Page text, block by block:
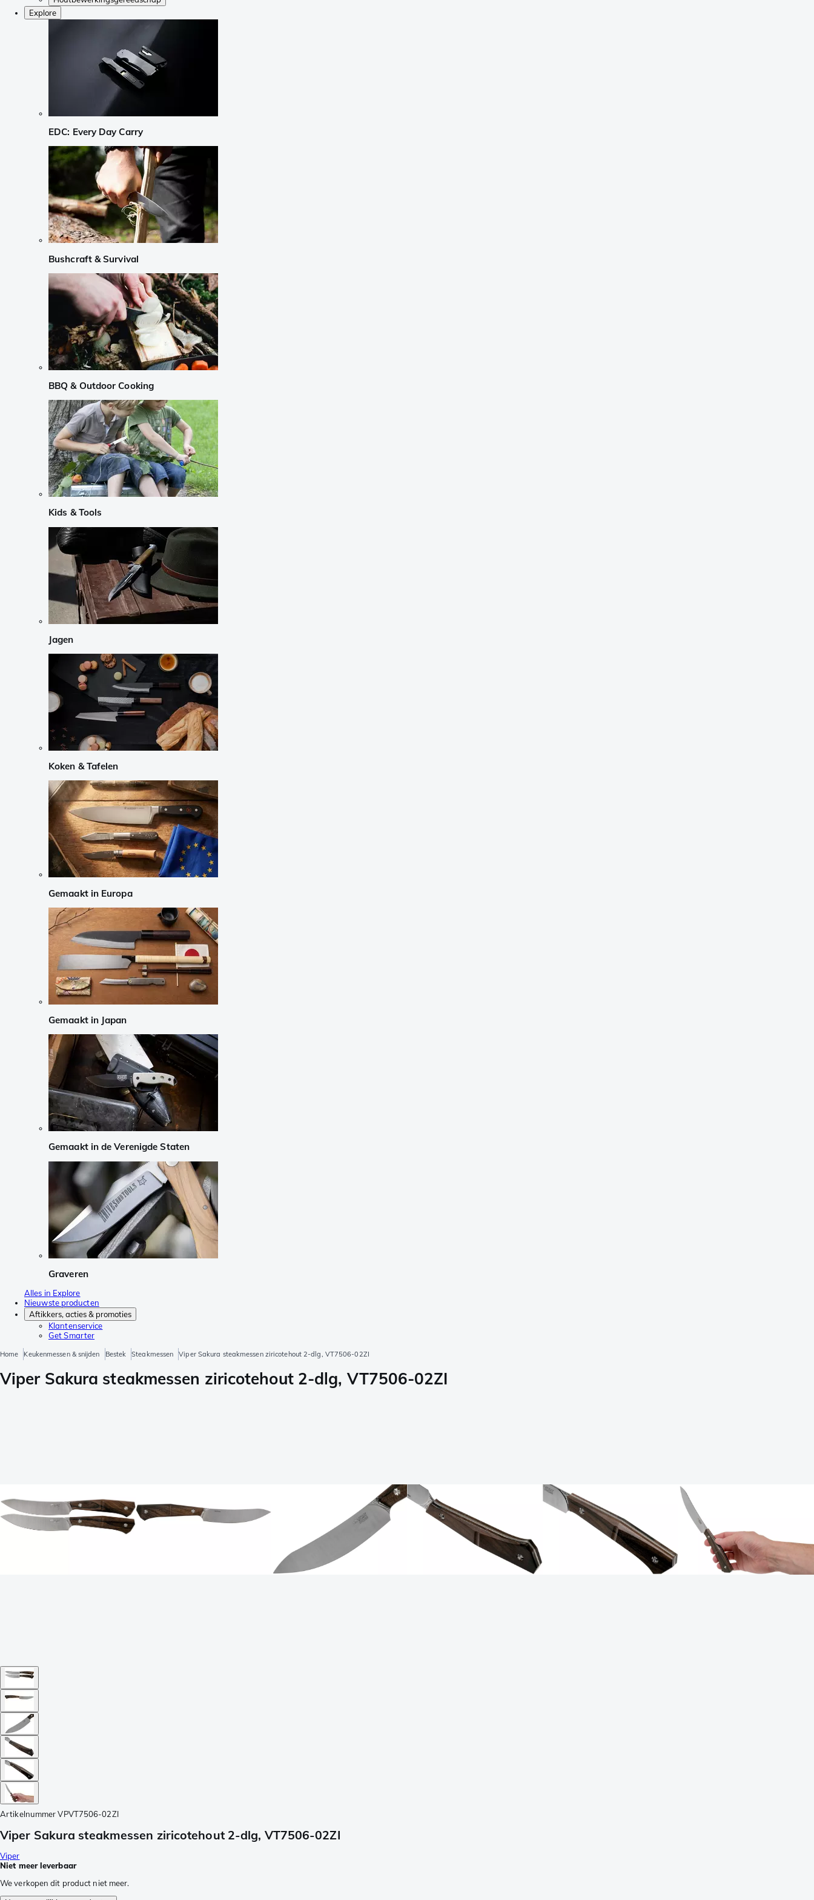
Explore
EDC: Every Day Carry
Bushcraft & Survival
BBQ & Outdoor Cooking
Kids & Tools
Jagen
Koken & Tafelen
Gemaakt in Europa
Gemaakt in Japan
Gemaakt in de Verenigde Staten
Graveren
Alles in Explore
Nieuwste producten
Aftikkers, acties & promoties
Klantenservice
Get Smarter
Home Keukenmessen & snijden Bestek Steakmessen Viper Sakura steakmessen ziricotehout 2-dlg, VT7506-02ZI
Viper Sakura steakmessen ziricotehout 2-dlg, VT7506-02ZI
Artikelnummer VPVT7506-02ZI
Viper Sakura steakmessen ziricotehout 2-dlg, VT7506-02ZI
Viper
Niet meer leverbaar
We verkopen dit product niet meer.